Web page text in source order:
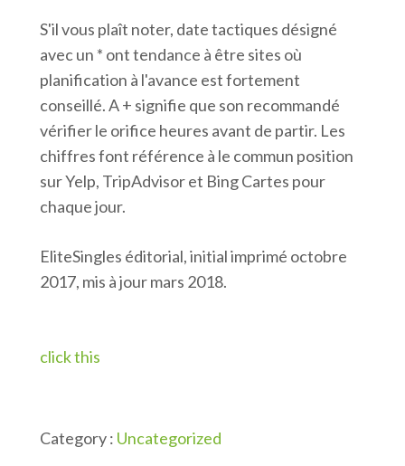
S'il vous plaît noter, date tactiques désigné
avec un * ont tendance à être sites où
planification à l'avance est fortement
conseillé. A + signifie que son recommandé
vérifier le orifice heures avant de partir. Les
chiffres font référence à le commun position
sur Yelp, TripAdvisor et Bing Cartes pour
chaque jour.
EliteSingles éditorial, initial imprimé octobre
2017, mis à jour mars 2018.
click this
Category : Uncategorized